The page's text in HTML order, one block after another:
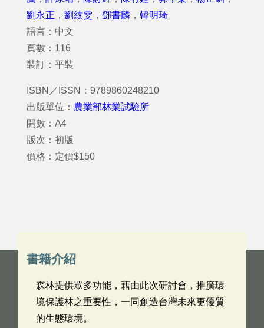
劉永正 ， 劉紋雯 ， 鄧書麟 ， 韓明琦
語言：中文
頁數：116
裝訂：平裝
ISBN／ISSN：9789860248210
出版單位： 農業部林業試驗所
開數：A4
版次：初版
價格：定價$150
書籍介紹
森林提供眾多功能，藉由此次研討會，推廣環
境保護林之重要性，一同創造台灣未來更優質
的生態環境。